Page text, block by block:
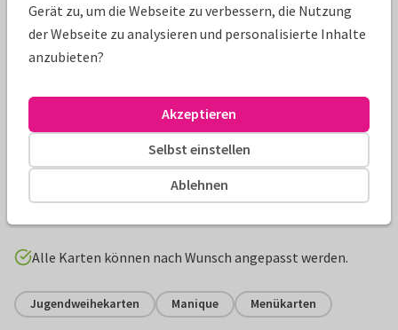
Produktinformation
Jugendweihe Menükarte in altrosa Aquarell mit Schrift in
goldenem Foliendruck (wahlweise). Kartenvorlage frei
Alle Karten können nach Wunsch angepasst werden.
Jugendweihekarten Manique Menükarten
Gerät zu, um die Webseite zu verbessern, die Nutzung
der Webseite zu analysieren und personalisierte Inhalte
anzubieten?
Ablehnen
Selbst einstellen
Akzeptieren